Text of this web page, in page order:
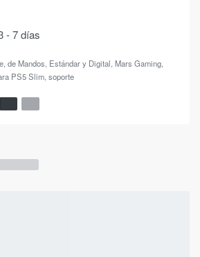
- 7 días
, de Mandos, Estándar y Digital, Mars Gaming,
PS5 Slim, soporte